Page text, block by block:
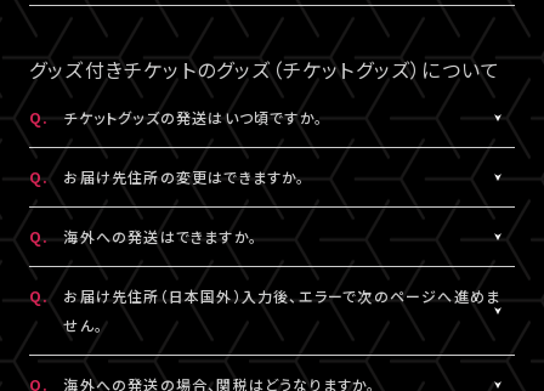
なお、通報機能は報告された当該コメントの削除を保証するもの
ではございません。
A.
LIVESHIP会員を退会された場合は、コミュニティ機能提供期間内
であってもご利用・閲覧いただけなくなります。
なお、過去のコメント・リアクション及びニックネームは、LIVESHIP
会員を退会された場合でも引き続きコミュニティに掲載されます。
予めご了承ください。
グッズ付きチケットのグッズ（チケットグッズ）について
Q. チケットグッズの発送はいつ頃ですか。
A.
公演・券種により異なります。
「マイページ」内「チケット購入情報」にて発送状況の確認ができま
す。
※チケットグッズの発送後、「チケットグッズ発送完了のお知らせ」
メールが配信されます。
通信の関係上、メールが届かない可能性もございますので、必ず、
「マイページ」内「チケット購入情報」よりご確認ください。
Q. お届け先住所の変更はできますか。
A.
購入後、「マイページ」内「チケット購入情報」にて、配送状況が「出
荷準備前」の場合に変更が可能です。
※発送先が日本国外の場合、購入後の住所変更はできません。予
めご了承ください。
Q. 海外への発送はできますか。
A.
公演・券種により異なります。チケット販売ページにてご確認くださ
い。
日本国外の郵便番号をご入力する際に、正しく入力しているにも関
Q.
お届け先住所（日本国外）入力後、エラーで次のページへ進めま
せん。
A.
日本国外の郵便番号を入力する際、システムの仕様上、正しく郵便
Q. 海外への発送の場合、関税はどうなりますか。